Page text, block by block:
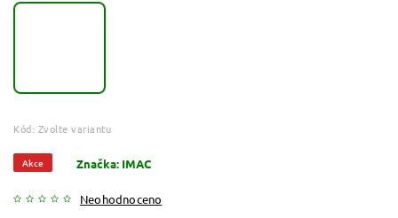
Kód: Zvolte variantu
Akce
Neohodnoceno
Značka: IMAC